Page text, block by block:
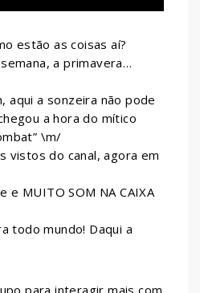
estão as coisas aí?
a primavera…
aqui a sonzeira não pode
a hora do mítico
\m/
vistos do canal, agora em
e MUITO SOM NA CAIXA
todo mundo! Daqui a